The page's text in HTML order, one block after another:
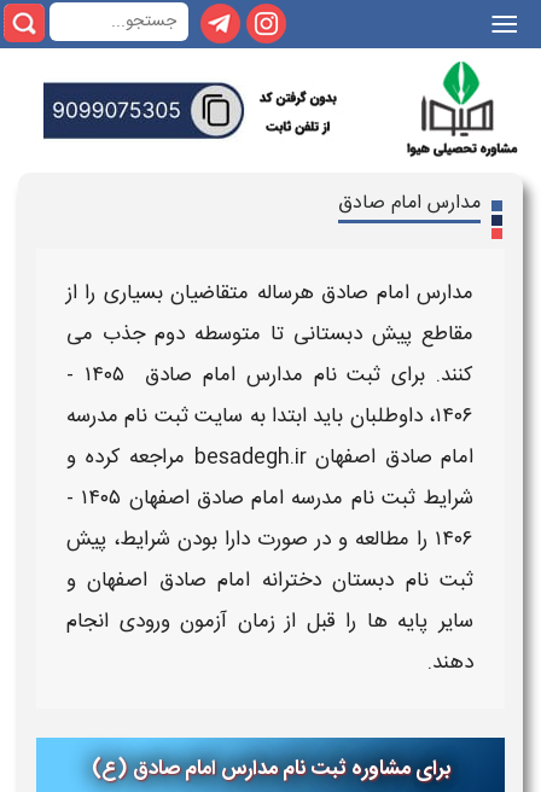
|||
مدارس امام صادق
مدارس امام صادق هرساله متقاضیان بسیاری را از
مقاطع پیش دبستانی تا متوسطه دوم جذب می
کنند. برای
ثبت نام مدارس امام صادق ۱۴۰۵ -
۱۴۰۶، داوطلبان باید ابتدا به سایت ثبت نام مدرسه
امام صادق اصفهان besadegh.ir مراجعه کرده و
شرایط ثبت نام مدرسه امام صادق اصفهان ۱۴۰۵ -
۱۴۰۶ را مطالعه و در صورت دارا بودن شرایط، پیش
ثبت نام دبستان دخترانه امام صادق اصفهانو
سایر پایه ها را قبل اززمان آزمون ورودی انجام
دهند.
برای مشاوره ثبت نام مدارسامام صادق (ع)